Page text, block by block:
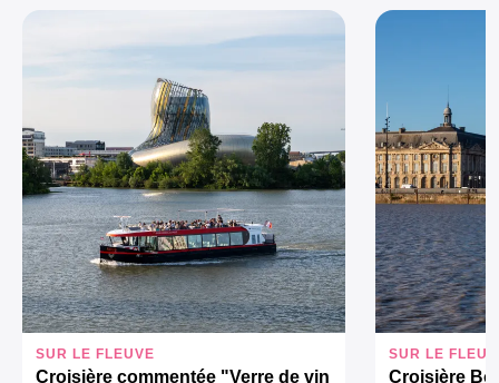
SUR LE FLEUVE
Croisière commentée "Verre de vin
SUR LE
Croisière